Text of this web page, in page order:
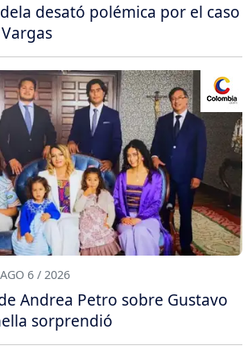
desató polémica por el caso
6 / 2026
Andrea Petro sobre Gustavo
sorprendió